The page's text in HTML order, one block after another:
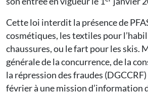
Cette loi interdit la présence de
cosmétiques, les textiles pour
chaussures, ou le fart pour les skis.
générale de la concurrence, de la
la répression des fraudes
février à une mission d’information